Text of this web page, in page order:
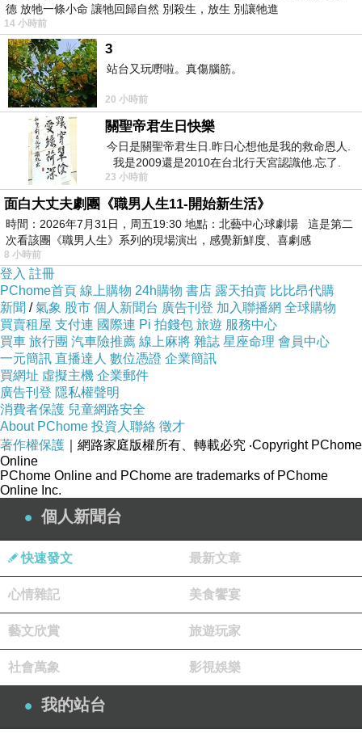
這些元素在現代寶萊塢電影已經沒有了
即使劇情太奇幻天馬行空
例如男主角莫名穿越到古代去跟公主比舞相親
公主一個不爽就把跳很差不合意的挑戰者殺頭或獅決
電影舊歸舊有些片段很好笑
德 放牠一條小命 讓牠回歸自然 別殺生，放生 別讓牠進
14 小時前
3
站台又玩嘢啦。真傷腦筋。
20 小時前
關聖帝君生日快樂
今日是關聖帝君生日.昨日心想他是我的救命恩人.
我是2009還是2010在台北行天宮認識他.忘了.
一個奇摩交友的網友學
23 小時前
面白大丈夫劇團《職男人生11-開始新生活》
時間：2026年7月31日，周五19:30 地點：北藝中心球劇場 這是第二
次看該團《職男人生》系列的現場演出，感覺新鮮度、喜劇感
8 小時前
登入 註冊
PChome首頁 線上購物 24h購物 書店 露天拍賣 比比昂代購
新聞 /氣象 股市 個人新聞台 廣告刊登 加入聯播網 全球購物
買賣租屋 支付連 國際連 Pi 拍錢包 旅遊 服務中心
買車 旅行團 汽車險推薦 線上麻將 雜誌 星座命理 會員中心
一元簡訊 直播達人 數位憑證 企業簡訊
買網址 虛擬主機 企業郵件
廣告刊登 隱私權聲明
消費者保護 兒童網路安全
About PChome 投資人聯絡 徵才
著作權保護 ｜網路家庭版權所有、轉載必究 ‧Copyright PChome
Online
PChome Online and PChome are trademarks of PChome
Online Inc.
個人新聞台
快速發文 最新文章
心情雜記 美食饗宴
藝文欣賞 旅遊玩家
社會萬象 影視娛樂
我的站台